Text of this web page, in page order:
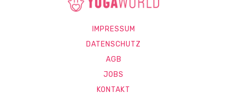
IMPRESSUM
DATENSCHUTZ
AGB
JOBS
KONTAKT